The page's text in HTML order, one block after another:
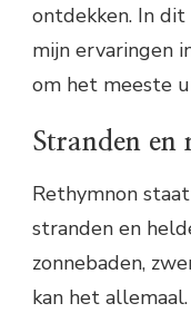
ontdekken. In
mijn ervaringen
om het meeste
Stranden en
Rethymnon
stranden en
zonnebaden,
kan het